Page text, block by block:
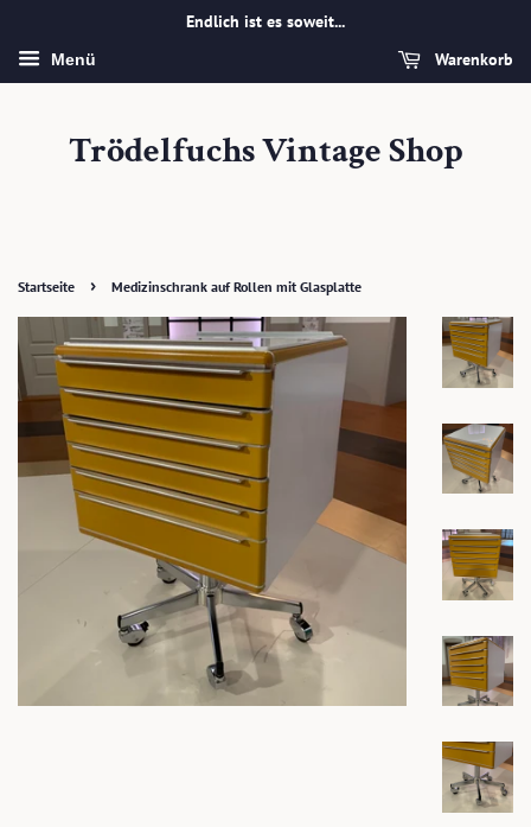
Endlich ist es soweit...
Menü Warenkorb
Trödelfuchs Vintage Shop
Startseite › Medizinschrank auf Rollen mit Glasplatte